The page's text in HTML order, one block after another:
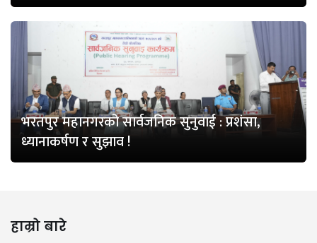
भरतपुर महानगरको सार्वजनिक सुनुवाई : प्रशंसा,
ध्यानाकर्षण र सुझाव !
हाम्रो बारे